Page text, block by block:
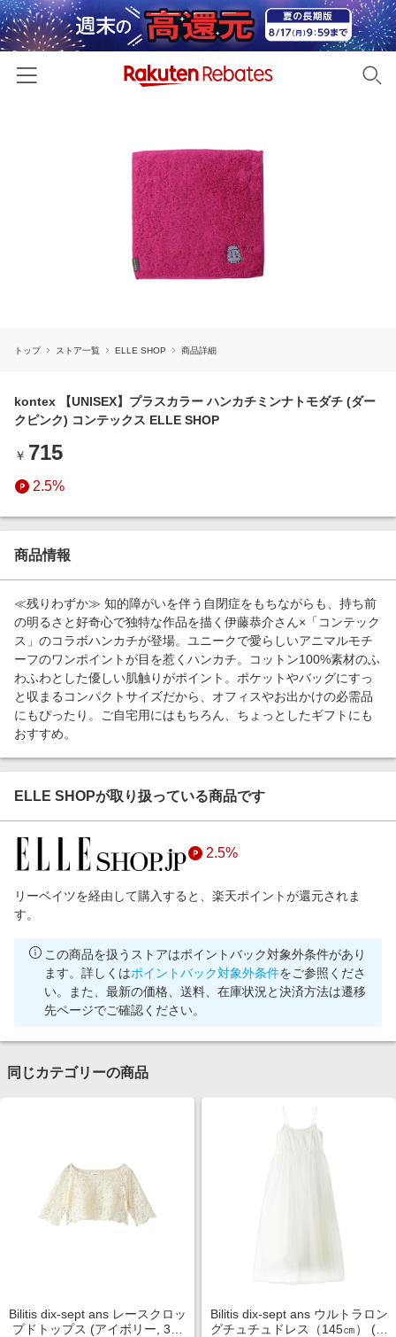
百貨店・総合ECモール
ファッション・インナー・小物
食品・スイーツ・お酒
キッズ・ベビー用品
エンタメ
ペット・花・DIY・車
旅行・レジャー・ホテル予約
生活・お役立ち
金融・マネー・保険
デジタルコンテンツ
ビジネス・その他サービス
リーベイツ注目ストア
電子書籍特集
楽天サービス特集
旅行特集
わくわく夏特集
Apple公式サイト×楽天カード分割払い
Qoo10メガポ
週末の高還元 夏の長期版
トップ ストア一覧 ELLE SHOP 商品詳細
kontex 【UNISEX】プラスカラー ハンカチミンナトモダチ (ダー
クピンク) コンテックス ELLE SHOP
￥ 715
2.5%
商品情報
≪残りわずか≫ 知的障がいを伴う自閉症をもちながらも、持ち前
の明るさと好奇心で独特な作品を描く伊藤恭介さん×「コンテック
ス」のコラボハンカチが登場。ユニークで愛らしいアニマルモチ
ーフのワンポイントが目を惹くハンカチ。コットン100%素材のふ
わふわとした優しい肌触りがポイント。ポケットやバッグにすっ
と収まるコンパクトサイズだから、オフィスやお出かけの必需品
にもぴったり。ご自宅用にはもちろん、ちょっとしたギフトにも
おすすめ。
ELLE SHOPが取り扱っている商品です
2.5%
リーベイツを経由して購入すると、楽天ポイントが還元されま
す。
この商品を扱うストアはポイントバック対象外条件があり
ます。詳しくはポイントバック対象外条件をご参照くださ
い。また、最新の価格、送料、在庫状況と決済方法は遷移
先ページでご確認ください。
同じカテゴリーの商品
Bilitis dix-sept ans レースクロッ
プドトップス (アイボリー, 36)
Bilitis dix-sept ans ウルトラロン
グチュチュドレス（145㎝） (ホ